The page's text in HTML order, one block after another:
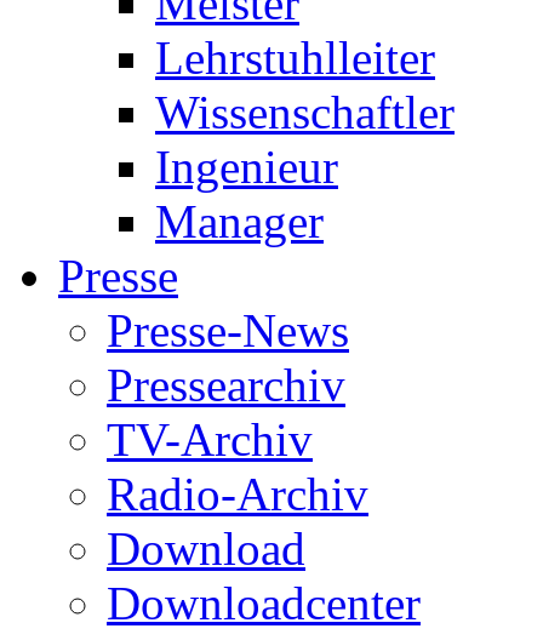
Lehrstuhlleiter
Wissenschaftler
Ingenieur
Manager
Presse
Presse-News
Pressearchiv
TV-Archiv
Radio-Archiv
Download
Downloadcenter